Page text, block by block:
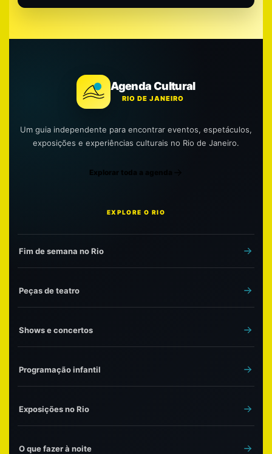
Agenda Cultural
RIO DE JANEIRO
Um guia independente para encontrar eventos, espetáculos,
exposições e experiências culturais no Rio de Janeiro.
Explorar toda a agenda
EXPLORE O RIO
Fim de semana no Rio
Peças de teatro
Shows e concertos
Programação infantil
Exposições no Rio
O que fazer à noite